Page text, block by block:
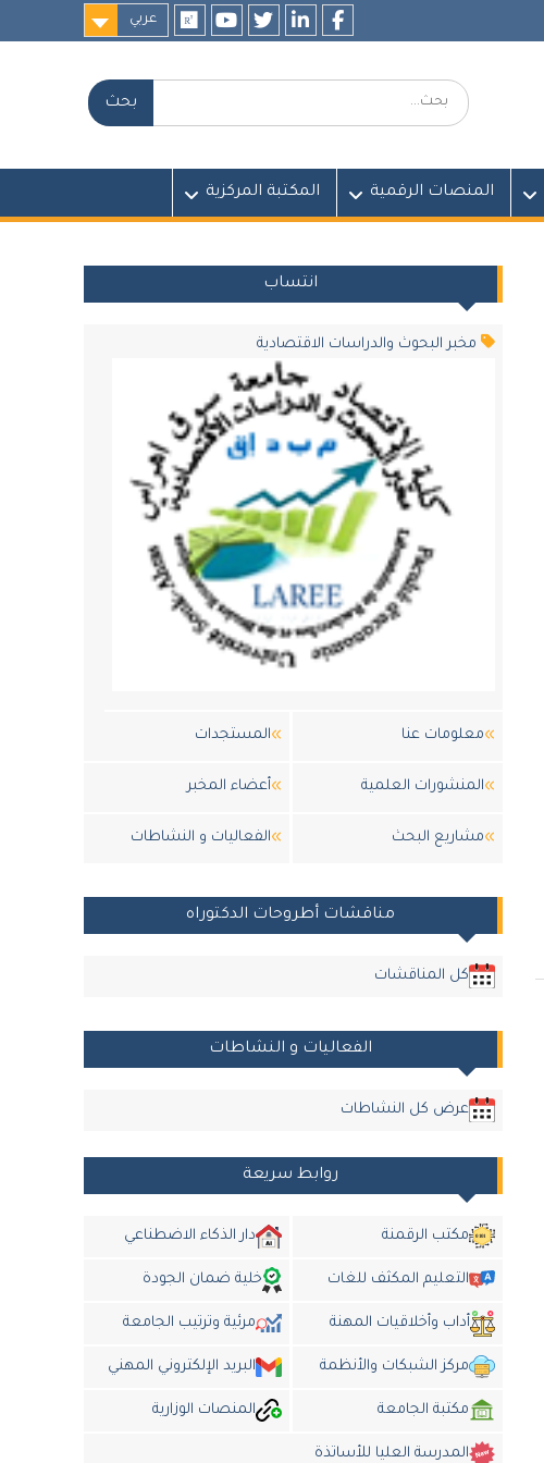
عربي
بحث:
المنصات الرقمية المكتبة المركزية
انتساب
مخبر البحوث والدراسات الاقتصادية
معلومات عنا المستجدات
المنشورات العلمية أعضاء المخبر
مشاريع البحث الفعاليات و النشاطات
مناقشات أطروحات الدكتوراه
كل المناقشات
الفعاليات و النشاطات
عرض كل النشاطات
روابط سريعة
مكتب الرقمنة دار الذكاء الاضطناعي
التعليم المكثف للغات خلية ضمان الجودة
أداب وأخلاقيات المهنة مرئية وترتيب الجامعة
مركز الشبكات والأنظمة البريد الإلكتروني المهني
مكتبة الجامعة المنصات الوزارية
المدرسة العليا للأساتذة